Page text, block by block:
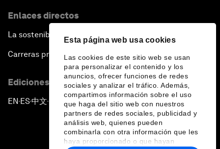
Esta página web usa cookies
Las cookies de este sitio web se usan
para personalizar el contenido y los
anuncios, ofrecer funciones de redes
sociales y analizar el tráfico. Además,
compartimos información sobre el uso
que haga del sitio web con nuestros
partners de redes sociales, publicidad y
análisis web, quienes pueden
combinarla con otra información que les
haya proporcionado o que hayan
Enlaces directos
La sostenibilidad en el Foro
Carreras profesionales
Ediciones en otros idiomas
EN ▪ES▪中文▪ 日本語